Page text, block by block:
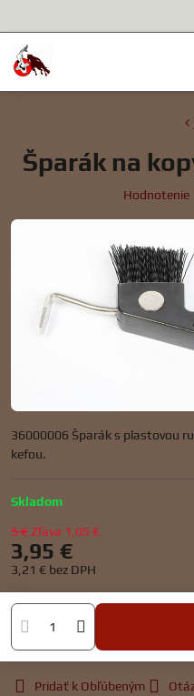
Šparák na
Hodnotenie
36000006 Šparák s plastovou
kefou.
Skladom
5 €Zľava 1,05 €
3,95 €
3,21 € bez DPH
Pridať k Obľúbeným